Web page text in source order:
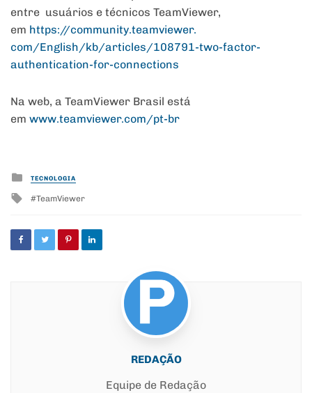
entre usuários e técnicos TeamViewer,
em https://community.teamviewer.
com/English/kb/articles/108791-two-factor-
authentication-for-connections
Na web, a TeamViewer Brasil está
em www.teamviewer.com/pt-br
Posted
in
TECNOLOGIA
Tagged
TeamViewer
REDAÇÃO
Equipe de Redação